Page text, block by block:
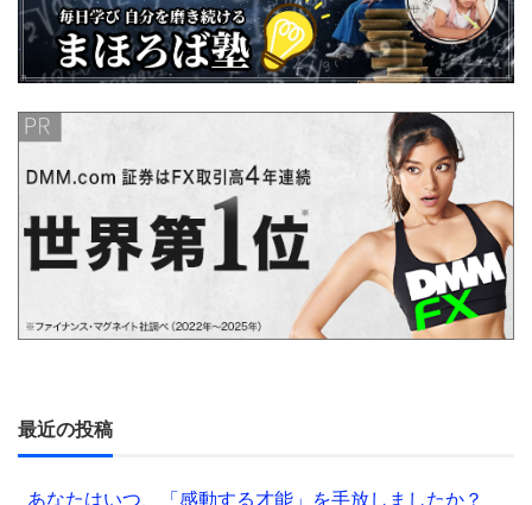
最近の投稿
あなたはいつ、「感動する才能」を手放しましたか？